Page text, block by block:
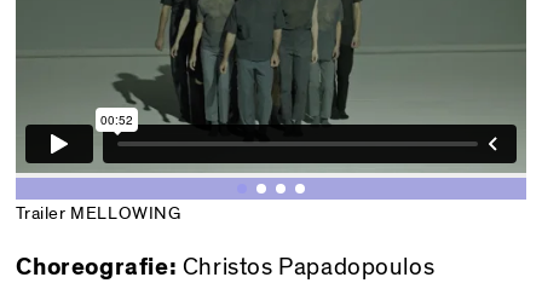
Trailer MELLOWING
Choreografie: Christos Papadopoulos